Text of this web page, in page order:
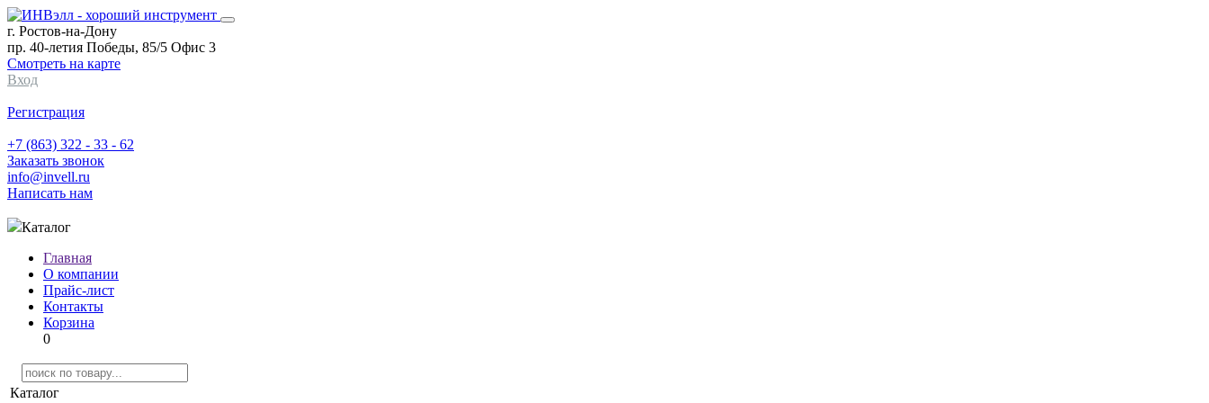
г. Ростов-на-Дону
пр. 40-летия Победы, 85/5 Офис 3
Смотреть на карте
Вход
Регистрация
+7 (863) 322 - 33 - 62
Заказать звонок
info@invell.ru
Написать нам
Каталог
Главная
О компании
Прайс-лист
Контакты
Корзина
0
Каталог